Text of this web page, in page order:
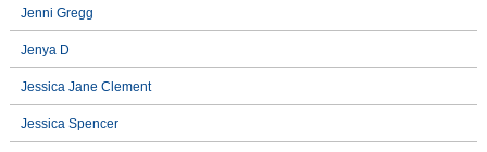
Jenni Gregg
Jenya D
Jessica Jane Clement
Jessica Spencer